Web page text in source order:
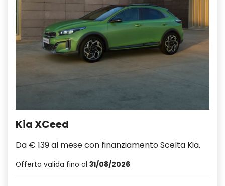
Kia XCeed
Da € 139 al mese con finanziamento Scelta Kia.
Offerta valida fino al 31/08/2026